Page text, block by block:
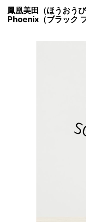
鳳凰美田（ほうお
Phoenix（ブラッ